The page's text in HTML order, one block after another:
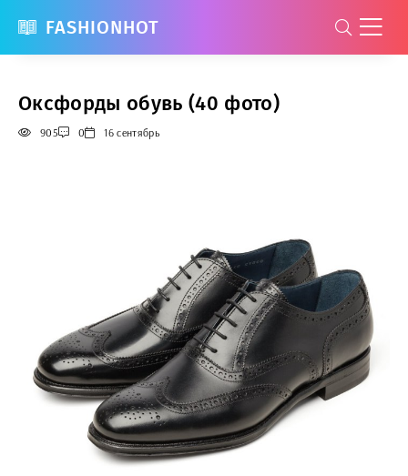
FASHIONHOT
Оксфорды обувь (40 фото)
905 0 16 сентябрь